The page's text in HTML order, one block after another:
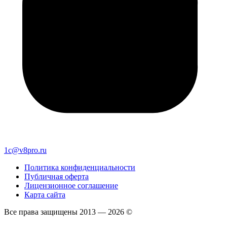
1c@v8pro.ru
Политика конфиденциальности
Публичная оферта
Лицензионное соглашение
Карта сайта
Все права защищены 2013 — 2026 ©